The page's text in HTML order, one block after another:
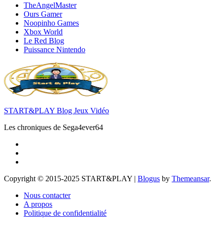
TheAngelMaster
Ours Gamer
Noopinho Games
Xbox World
Le Red Blog
Puissance Nintendo
START&PLAY Blog Jeux Vidéo
Les chroniques de Sega4ever64
Copyright © 2015-2025 START&PLAY | Blogus by Themeansar.
Nous contacter
A propos
Politique de confidentialité